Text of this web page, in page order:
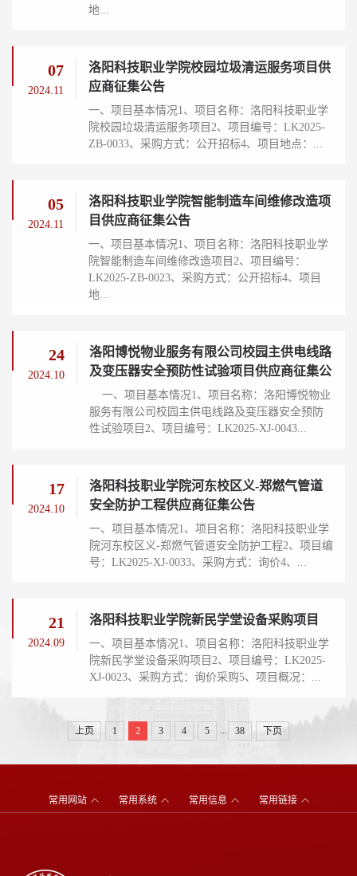
地...
07
2024.11
洛阳科技职业学院校园垃圾清运服务项目供
应商征集公告
一、项目基本情况1、项目名称：洛阳科技职业学
院校园垃圾清运服务项目2、项目编号：LK2025-
ZB-0033、采购方式：公开招标4、项目地点：...
05
2024.11
洛阳科技职业学院智能制造车间维修改造项
目供应商征集公告
一、项目基本情况1、项目名称：洛阳科技职业学
院智能制造车间维修改造项目2、项目编号：
LK2025-ZB-0023、采购方式：公开招标4、项目
地...
24
2024.10
洛阳博悦物业服务有限公司校园主供电线路
及变压器安全预防性试验项目供应商征集公
一、项目基本情况1、项目名称：洛阳博悦物业
服务有限公司校园主供电线路及变压器安全预防
性试验项目2、项目编号：LK2025-XJ-0043...
17
2024.10
洛阳科技职业学院河东校区义-郑燃气管道
安全防护工程供应商征集公告
一、项目基本情况1、项目名称：洛阳科技职业学
院河东校区义-郑燃气管道安全防护工程2、项目编
号：LK2025-XJ-0033、采购方式：询价4、...
21
2024.09
洛阳科技职业学院新民学堂设备采购项目
一、项目基本情况1、项目名称：洛阳科技职业学
院新民学堂设备采购项目2、项目编号：LK2025-
XJ-0023、采购方式：询价采购5、项目概况：...
上页 1 2 3 4 5 38 下页
常用网站 常用系统 常用信息 常用链接